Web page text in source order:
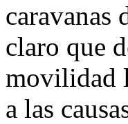
caravanas
claro que
movilidad
a las